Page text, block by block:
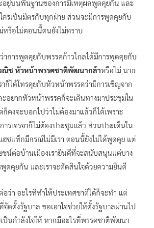
ะอยู่บนพื้นฐานของการมีเหตุผลพูดคุยกัน และ
ครเป็นมิตรกับทุกฝ่าย ส่วนจะมีการพูดคุยกับ
หรือไม่ตอนนี้ตนยังไม่ทราบ
าการพูดคุยกับพรรคก้าวไกลได้มีการพูดคุยกับ
ณิช หัวหน้าพรรคชาติพัฒนากล้าหรือไม่ นาย
าก็ได้โทรคุยกับหัวหน้าพรรคว่ามีการเชิญจาก
อยากหัวหน้าพรรคก็จะเดินทางมาประชุมใน
คงจะบอกไปว่าไม่ต้องมาแล้วก็ได้เพราะ
ารเจรจาก็ไม่ต้องประชุมแล้ว ส่วนประเด็นใน
ชแท็กมีกรณ์ไม่มีเรา ตอนนี้ยังไม่ได้พูดคุย แต่
ชน์ต่อบ้านเมืองเรายินดีที่จะสนับสนุนแต่บาง
พูดคุยกัน และเราจะตัดสินใจด้วยความยินดี
ว่า อะไรที่ทำให้ประเทศชาติได้ก็จะทำ แต่
จัดตั้งรัฐบาล ขอเอาใจช่วยให้ตั้งรัฐบาลผ่านไป
เป็นกำลังใจให้ หากมีอะไรที่พรรคชาติพัฒนา